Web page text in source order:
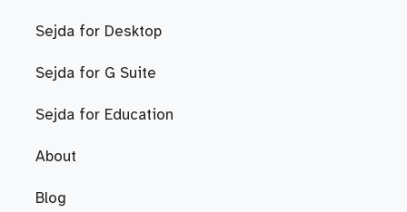
Sejda for Desktop
Sejda for G Suite
Sejda for Education
About
Blog